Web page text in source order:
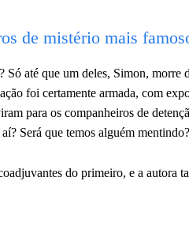
de mistério mais
até que um deles, Simon, morre
foi certamente armada, com
para os companheiros de
Será que temos alguém mentindo?
do primeiro, e a autora